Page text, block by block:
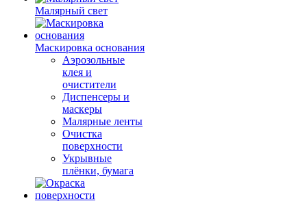
Малярный свет
Маскировка основания
Аэрозольные
клея и
очистители
Диспенсеры и
маскеры
Малярные ленты
Очистка
поверхности
Укрывные
плёнки, бумага